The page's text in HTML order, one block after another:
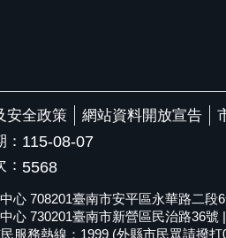
安全政策 網站資料開放宣告
115-08-07
5568
心 708201臺南市安平區永華路二段
心 730201臺南市新營區民治路36號
服務熱線：1999 (外縣市民眾請撥打